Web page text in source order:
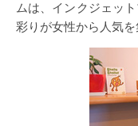
ムは、インクジェッ
彩りが女性から人気を